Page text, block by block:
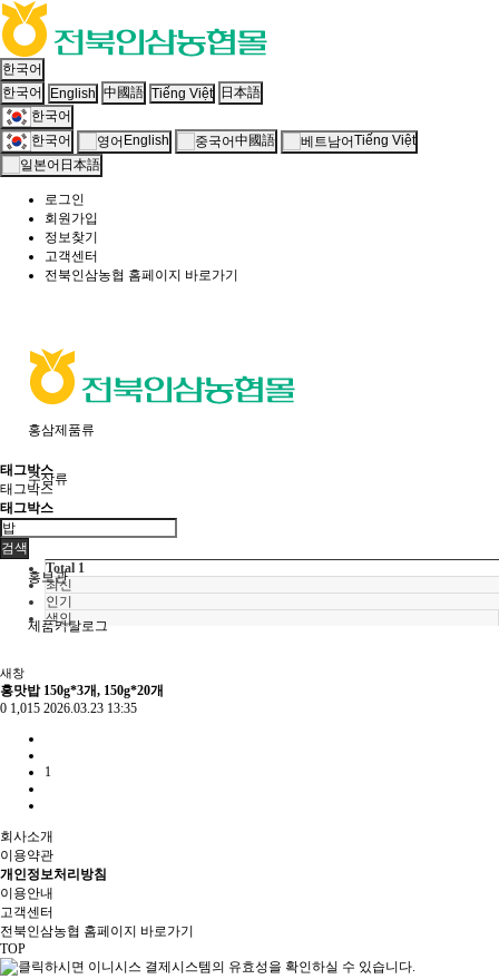
한국어
한국어
English 中國語 Tiếng Việt
日本語
한국어
한국어
English 中國語
Tiếng Việt
日本語
로그인
회원가입
정보찾기
고객센터
전북인삼농협 홈페이지 바로가기
홍삼제품류
수삼류
홍보관
제품카탈로그
태그박스
태그박스
태그박스
검색
Total 1
최신
인기
색인
새창
홍맛밥 150g*3개, 150g*20개
0 1,015 2026.03.23 13:35
1
회사소개
이용약관
개인정보처리방침
이용안내
고객센터
전북인삼농협 홈페이지 바로가기
TOP